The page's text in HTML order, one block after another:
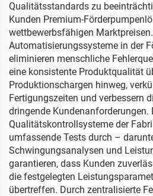
Qualitätsstandards zu
Kunden Premium-
wettbewerbsfähigen
Automatisierungssysteme in der
eliminieren menschliche
eine konsistente Produktqualität
Produktionschargen hinweg,
Fertigungszeiten und verbessern
dringende Kundenanforderungen.
Qualitätskontrollsysteme der
umfassende Tests durch –
Schwingungsanalysen und
garantieren, dass Kunden
die festgelegten
übertreffen. Durch zentralisierte